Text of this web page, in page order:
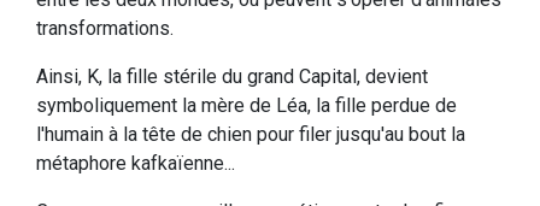
transformations.
Ainsi, K, la fille stérile du grand Capital, devient
symboliquement la mère de Léa, la fille perdue de
l'humain à la tête de chien pour filer jusqu'au bout la
métaphore kafkaïenne...